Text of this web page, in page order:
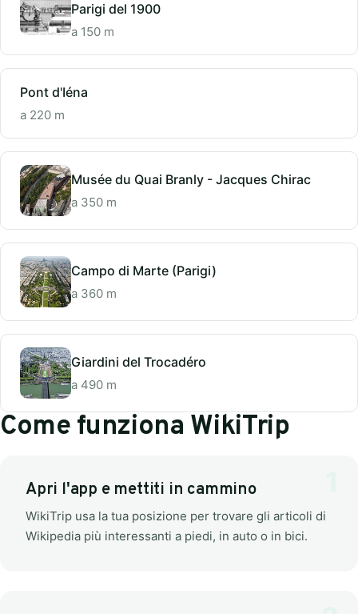
Parigi del 1900
a 150 m
Pont d'Iéna
a 220 m
Musée du Quai Branly - Jacques Chirac
a 350 m
Campo di Marte (Parigi)
a 360 m
Giardini del Trocadéro
a 490 m
Come funziona WikiTrip
Apri l'app e mettiti in cammino
WikiTrip usa la tua posizione per trovare gli articoli di
Wikipedia più interessanti a piedi, in auto o in bici.